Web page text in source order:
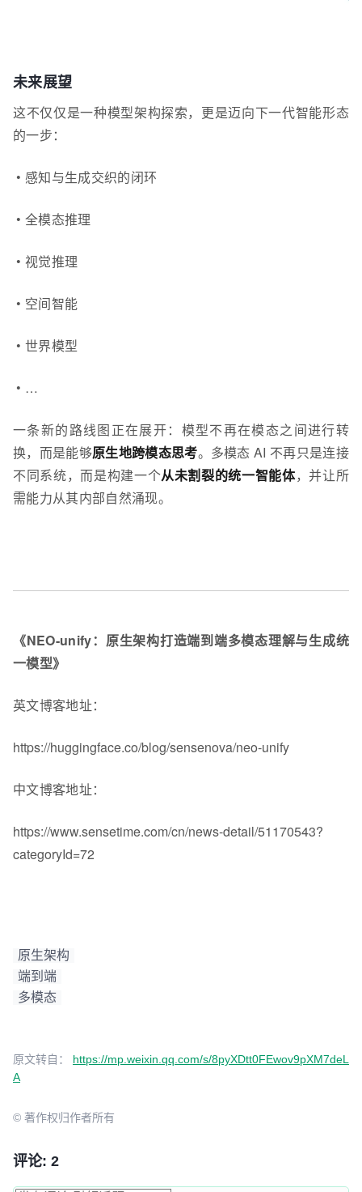
未来展望
这不仅仅是一种模型架构探索，更是迈向下一代智能形态
的一步：
• 感知与生成交织的闭环
• 全模态推理
• 视觉推理
• 空间智能
• 世界模型
• …
一条新的路线图正在展开：模型不再在模态之间进行转
换，而是能够原生地跨模态思考。多模态 AI 不再只是连接
不同系统，而是构建一个从未割裂的统一智能体，并让所
需能力从其内部自然涌现。
《NEO-unify：原生架构打造端到端多模态理解与生成统
一模型》
英文博客地址：
https://huggingface.co/blog/sensenova/neo-unify
中文博客地址：
https://www.sensetime.com/cn/news-detail/51170543?
categoryId=72
原生架构
端到端
多模态
原文转自： https://mp.weixin.qq.com/s/8pyXDtt0FEwov9pXM7deL
A
© 著作权归作者所有
评论: 2